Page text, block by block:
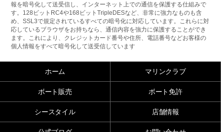
報を暗号化して送受信し、インターネット上での通信を保護する仕組みで
す。128ビットRC4や168ビットTripleDESなど、非常に強力なものも含
め、SSL3で規定されているすべての暗号化に対応しています。これらに対
応しているブラウザをお持ちなら、通信内容を強力に保護することができ
ます。これにより、クレジットカード番号や住所、電話番号などお客様の
個人情報をすべて暗号化して送受信しています
ホーム マリンクラブ
ボート販売 ボート免許
シースタイル 店舗情報